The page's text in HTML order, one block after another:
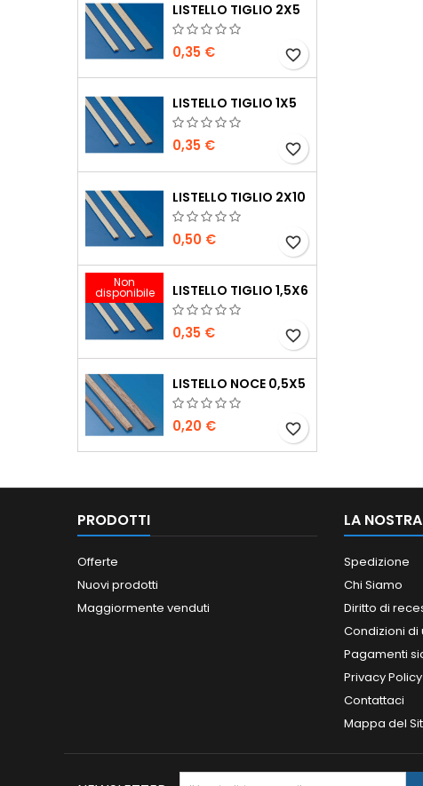
LISTELLO TIGLIO 2X5
0,35 € favorite_border
LISTELLO TIGLIO 1X5
0,35 € favorite_border
LISTELLO TIGLIO 2X10
0,50 € favorite_border
Non
disponibile LISTELLO TIGLIO 1,5X6
0,35 € favorite_border
LISTELLO NOCE 0,5X5
0,20 € favorite_border
PRODOTTI
Offerte
Nuovi prodotti
Maggiormente venduti
LA
Spedizione
Chi Siamo
Diritto di
Condizioni di
Pagamenti
Privacy Policy
Contattaci
Mappa del